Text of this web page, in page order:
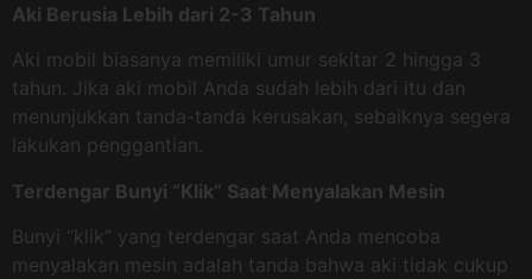
Aki Berusia Lebih dari 2-3 Tahun
Aki mobil biasanya memiliki umur sekitar 2 hingga 3
tahun. Jika aki mobil Anda sudah lebih dari itu dan
menunjukkan tanda-tanda kerusakan, sebaiknya segera
lakukan penggantian.
Terdengar Bunyi “Klik” Saat Menyalakan Mesin
Bunyi “klik” yang terdengar saat Anda mencoba
menyalakan mesin adalah tanda bahwa aki tidak cukup